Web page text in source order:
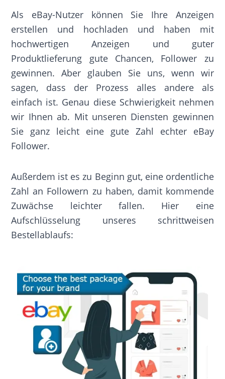
Als eBay-Nutzer können Sie Ihre Anzeigen
erstellen und hochladen und haben mit
hochwertigen Anzeigen und guter
Produktlieferung gute Chancen, Follower zu
gewinnen. Aber glauben Sie uns, wenn wir
sagen, dass der Prozess alles andere als
einfach ist. Genau diese Schwierigkeit nehmen
wir Ihnen ab. Mit unseren Diensten gewinnen
Sie ganz leicht eine gute Zahl echter eBay
Follower.
Außerdem ist es zu Beginn gut, eine ordentliche
Zahl an Followern zu haben, damit kommende
Zuwächse leichter fallen. Hier eine
Aufschlüsselung unseres schrittweisen
Bestellablaufs: